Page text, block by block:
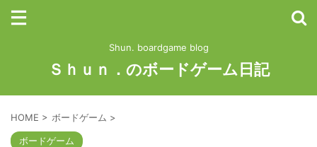
Shun. boardgame blog
Ｓｈｕｎ．のボードゲーム日記
HOME > ボードゲーム >
ボードゲーム